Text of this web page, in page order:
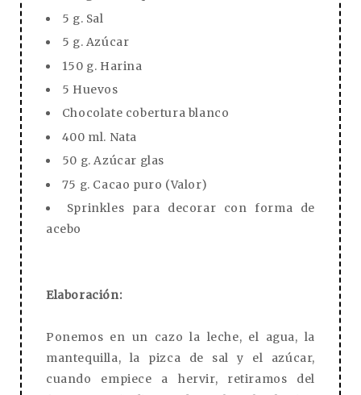
5 g. Sal
5 g. Azúcar
150 g. Harina
5 Huevos
Chocolate cobertura blanco
400 ml. Nata
50 g. Azúcar glas
75 g. Cacao puro (Valor)
Sprinkles para decorar con forma de
acebo
Elaboración:
Ponemos en un cazo la leche, el agua, la
mantequilla, la pizca de sal y el azúcar,
cuando empiece a hervir, retiramos del